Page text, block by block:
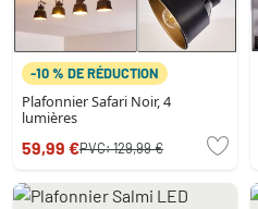
-10 % DE RÉDUCTION
Plafonnier Safari Noir, 4
lumières
59,99 €PVC:129,99 €